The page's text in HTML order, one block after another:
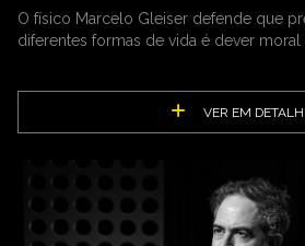
O físico Marcelo Gleiser defende que
diferentes formas de vida é dever
VER EM